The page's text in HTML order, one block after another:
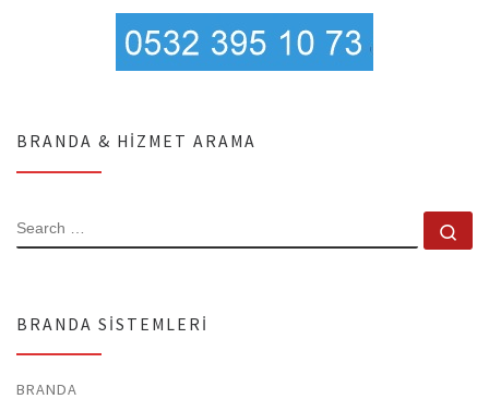
BRANDA & HIZMET ARAMA
SEARCH
BRANDA SISTEMLERI
BRANDA